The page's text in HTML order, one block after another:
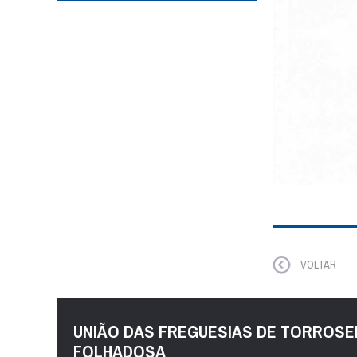
VOLTAR
UNIÃO DAS FREGUESIAS DE
FOLHADOSA